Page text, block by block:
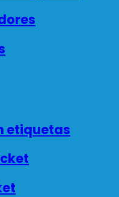
etiquetas